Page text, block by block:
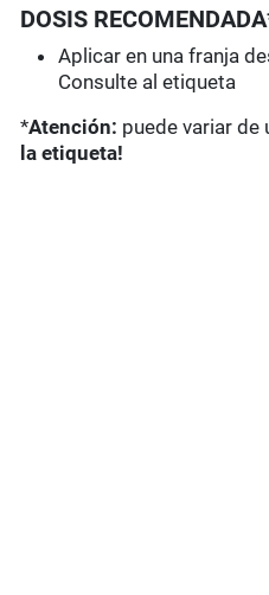
DOSIS
Aplicar en una franja
Consulte al etiqueta
*Atención: puede variar de
la etiqueta!